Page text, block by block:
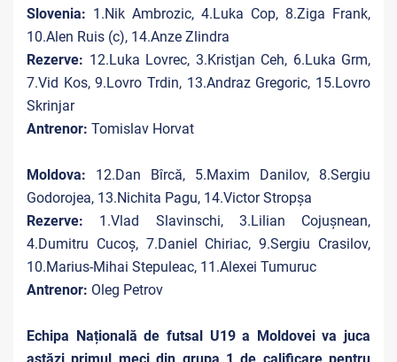
Slovenia: 1.Nik Ambrozic, 4.Luka Cop, 8.Ziga Frank,
10.Alen Ruis (c), 14.Anze Zlindra
Rezerve: 12.Luka Lovrec, 3.Kristjan Ceh, 6.Luka Grm,
7.Vid Kos, 9.Lovro Trdin, 13.Andraz Gregoric, 15.Lovro
Skrinjar
Antrenor: Tomislav Horvat
Moldova: 12.Dan Bîrcă, 5.Maxim Danilov, 8.Sergiu
Godorojea, 13.Nichita Pagu, 14.Victor Stropșa
Rezerve: 1.Vlad Slavinschi, 3.Lilian Cojușnean,
4.Dumitru Cucoș, 7.Daniel Chiriac, 9.Sergiu Crasilov,
10.Marius-Mihai Stepuleac, 11.Alexei Tumuruc
Antrenor: Oleg Petrov
Echipa Națională de futsal U19 a Moldovei va juca